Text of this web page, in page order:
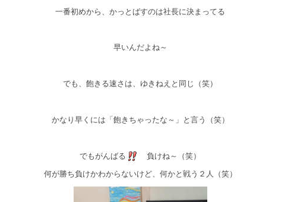
一番初めから、かっとばすのは社長に決まってる
早いんだよね～
でも、飽きる速さは、ゆきねえと同じ（笑）
かなり早くには「飽きちゃったな～」と言う（笑）
でもがんばる 負けね～（笑）
何が勝ち負けかわからないけど、何かと戦う２人（笑）